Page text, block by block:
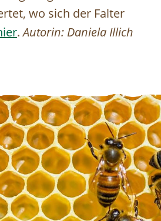
wo sich der Falter
.Autorin: Daniela Illich